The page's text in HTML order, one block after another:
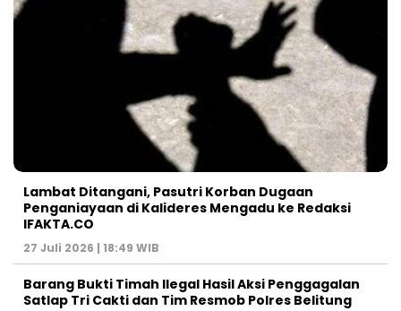
Lambat Ditangani, Pasutri Korban Dugaan
Penganiayaan di Kalideres Mengadu ke Redaksi
IFAKTA.CO
27 Juli 2026 | 18:49 WIB
Barang Bukti Timah Ilegal Hasil Aksi Penggagalan
Satlap Tri Cakti dan Tim Resmob Polres Belitung